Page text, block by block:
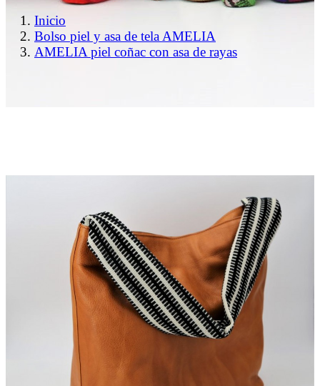
Inicio
Bolso piel y asa de tela AMELIA
AMELIA piel coñac con asa de rayas